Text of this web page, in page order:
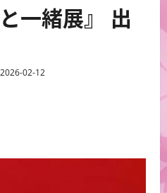
一緒展』 出
2026-02-12